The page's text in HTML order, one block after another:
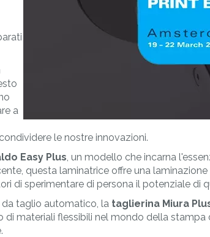
MAT&CO
a
le nostre innovazioni.
Easy Plus, un modello che incarna
questa laminatrice offre una
di sperimentare di persona il potenziale di
da taglio automatico, la taglierina Miura
di materiali flessibili nel mondo della